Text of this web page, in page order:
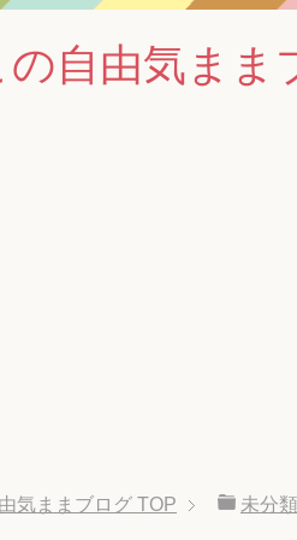
の自由気まま
気ままブログ TOP 未分類